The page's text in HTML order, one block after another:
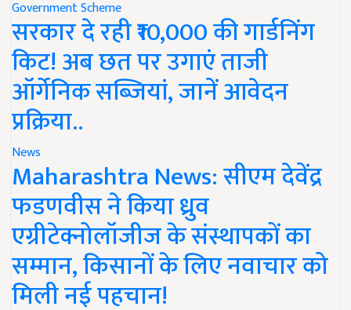
Government Scheme
सरकार दे रही ₹10,000 की गार्डनिंग
किट! अब छत पर उगाएं ताजी
ऑर्गेनिक सब्जियां, जानें आवेदन
प्रक्रिया..
News
Maharashtra News: सीएम देवेंद्र
फडणवीस ने किया ध्रुव
एग्रीटेक्नोलॉजीज के संस्थापकों का
सम्मान, किसानों के लिए नवाचार को
मिली नई पहचान!